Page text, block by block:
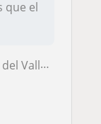
que el
del Vallès